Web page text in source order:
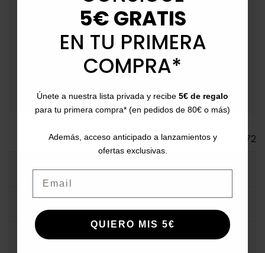
(ampliable en fechas especiales por volumen
Devoluciones: Hasta 30 días para devoluciones.
Métodos de Pago: Paga con tarjeta,
Ref. 135172
DESCRIPCIÓN DETALLADA
COMENTARIOS
5€ GRATIS
EN TU PRIMERA
COMPRA*
Únete a nuestra lista privada y recibe 5€ de regalo
para tu primera compra* (en pedidos de 80€ o más)
Además, acceso anticipado a lanzamientos y
ofertas exclusivas.
QUIERO MIS 5€